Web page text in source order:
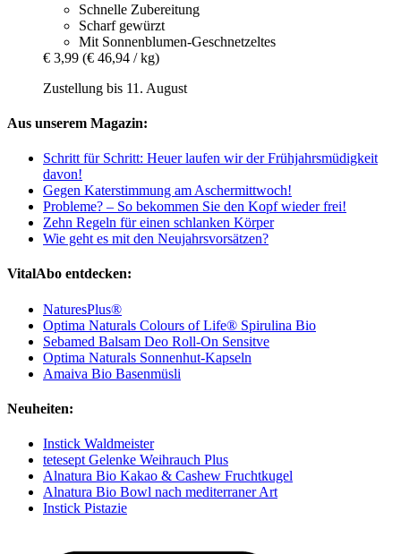
Schnelle Zubereitung
Scharf gewürzt
Mit Sonnenblumen-Geschnetzeltes
€ 3,99 (€ 46,94 / kg)
Zustellung bis 11. August
Aus unserem Magazin:
Schritt für Schritt: Heuer laufen wir der Frühjahrsmüdigkeit
davon!
Gegen Katerstimmung am Aschermittwoch!
Probleme? – So bekommen Sie den Kopf wieder frei!
Zehn Regeln für einen schlanken Körper
Wie geht es mit den Neujahrsvorsätzen?
VitalAbo entdecken:
NaturesPlus®
Optima Naturals Colours of Life® Spirulina Bio
Sebamed Balsam Deo Roll-On Sensitve
Optima Naturals Sonnenhut-Kapseln
Amaiva Bio Basenmüsli
Neuheiten:
Instick Waldmeister
tetesept Gelenke Weihrauch Plus
Alnatura Bio Kakao & Cashew Fruchtkugel
Alnatura Bio Bowl nach mediterraner Art
Instick Pistazie